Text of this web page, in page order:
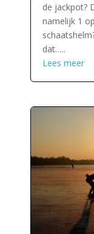
de jackpot?
namelijk 1
dat…..
Lees meer